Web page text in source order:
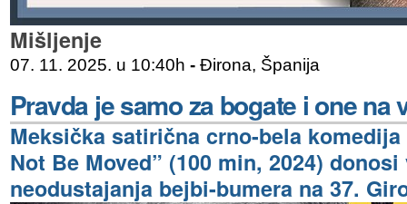
Mišljenje
07. 11. 2025. u 10:40h - Đirona, Španija
Pravda je samo za bogate i one na
Meksička satirična crno-bela komedija
Not Be Moved” (100 min, 2024)
neodustajanja bejbi-bumera na 37.